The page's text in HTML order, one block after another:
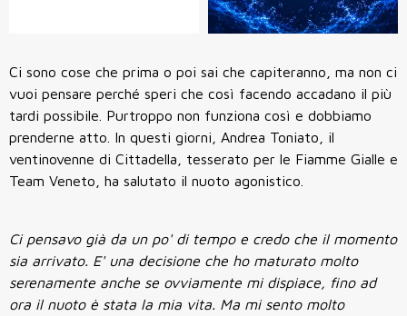
Ci sono cose che prima o poi sai che capiteranno, ma non ci
vuoi pensare perché speri che così facendo accadano il più
tardi possibile. Purtroppo non funziona così e dobbiamo
prenderne atto. In questi giorni, Andrea Toniato, il
ventinovenne di Cittadella, tesserato per le Fiamme Gialle e
Team Veneto, ha salutato il nuoto agonistico.
Ci pensavo già da un po' di tempo e credo che il momento
sia arrivato. E' una decisione che ho maturato molto
serenamente anche se ovviamente mi dispiace, fino ad
ora il nuoto è stata la mia vita. Ma mi sento molto